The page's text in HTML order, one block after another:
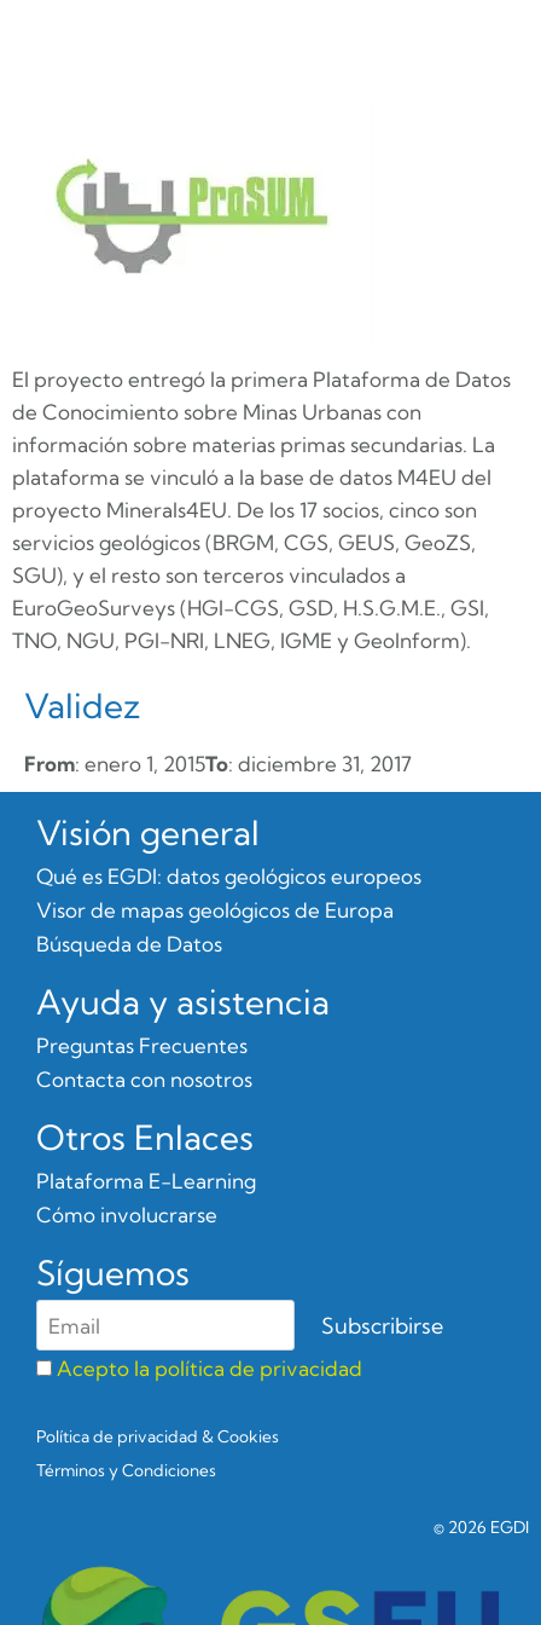
El proyecto entregó la primera Plataforma de Datos
de Conocimiento sobre Minas Urbanas con
información sobre materias primas secundarias. La
plataforma se vinculó a la base de datos M4EU del
proyecto Minerals4EU. De los 17 socios, cinco son
servicios geológicos (BRGM, CGS, GEUS, GeoZS,
SGU), y el resto son terceros vinculados a
EuroGeoSurveys (HGI-CGS, GSD, H.S.G.M.E., GSI,
TNO, NGU, PGI-NRI, LNEG, IGME y GeoInform).
Validez
From: enero 1, 2015To: diciembre 31, 2017
Visión general
Qué es EGDI: datos geológicos europeos
Visor de mapas geológicos de Europa
Búsqueda de Datos
Ayuda y asistencia
Preguntas Frecuentes
Contacta con nosotros
Otros Enlaces
Plataforma E-Learning
Cómo involucrarse
Síguemos
Acepto la política de privacidad
Política de privacidad & Cookies
Términos y Condiciones
© 2026 EGDI